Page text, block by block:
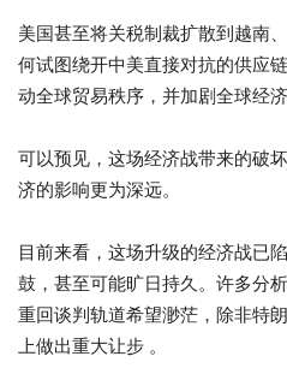
美国甚至将关税制裁扩散到越南
何试图绕开中美直接对抗的供应
动全球贸易秩序，并加剧全球经
可以预见，这场经济战带来的破
济的影响更为深远。
目前来看，这场升级的经济战已
鼓，甚至可能旷日持久。许多分
重回谈判轨道希望渺茫，除非特
上做出重大让步 。